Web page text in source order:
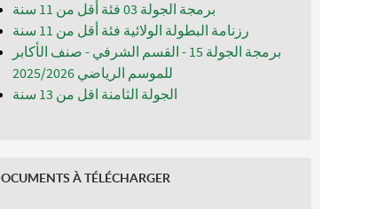
برمجة الجولة 03 فئة أقل من 11 سنة
رزنامة البطولة الولائية فئة أقل من 11 سنة
برمجة الجولة 15 - القسم الشرفي - صنف الأكابر
للموسم الرياضي 2025/2026
الجولة الثامنة اقل من 13 سنة
À TÉLÉCHARGER